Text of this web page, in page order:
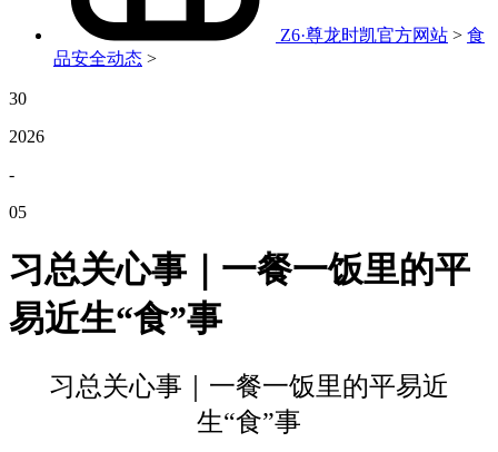
Z6·尊龙时凯官方网站 > 食
品安全动态 >
30
2026
-
05
习总关心事｜一餐一饭里的平
易近生“食”事
习总关心事｜一餐一饭里的平易近
生“食”事